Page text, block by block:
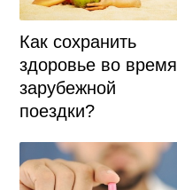
Как сохранить
здоровье во время
зарубежной
поездки?